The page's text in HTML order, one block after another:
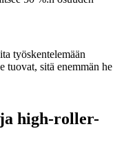
työskentelemään
tuovat, sitä enemmän he
high-roller-